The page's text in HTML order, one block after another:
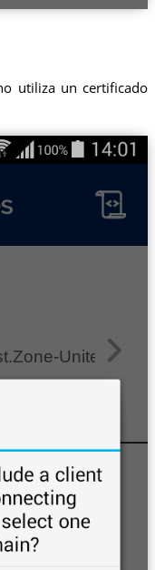
utiliza un certificado
United-